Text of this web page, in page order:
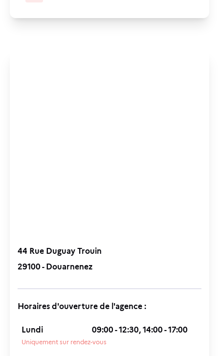
44 Rue Duguay Trouin
29100 - Douarnenez
Horaires d'ouverture de l'agence :
Lundi 09:00 - 12:30, 14:00 - 17:00
Uniquement sur rendez-vous